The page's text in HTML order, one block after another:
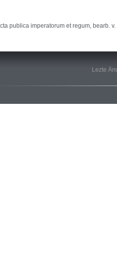
publica imperatorum et regum, bearb.
Lezte